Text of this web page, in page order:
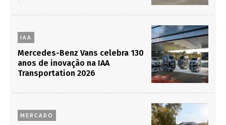
IAA
Mercedes-Benz Vans celebra 130
anos de inovação na IAA
Transportation 2026
MERCADO